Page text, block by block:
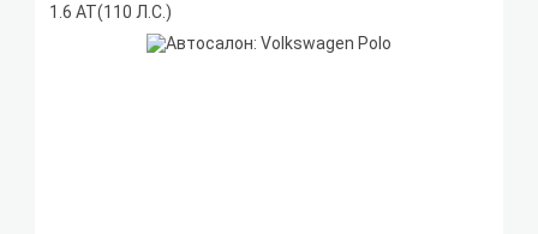
1.6 AT(110 Л.С.)